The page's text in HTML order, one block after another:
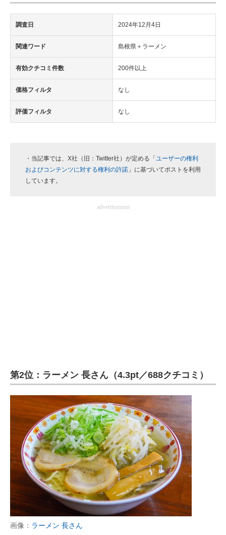
調査日 2024年12月4日
関連ワード 島根県＋ラーメン
有効クチコミ件数 200件以上
価格フィルタ なし
評価フィルタ なし
・当記事では、X社（旧：Twitter社）が定める「 ユーザーの権利
およびコンテンツに対する権利の許諾 」に基づいてポストを利用
しています。
advertisement
第2位：ラーメン 長さん（4.3pt／688クチコミ）
画像： ラーメン 長さん